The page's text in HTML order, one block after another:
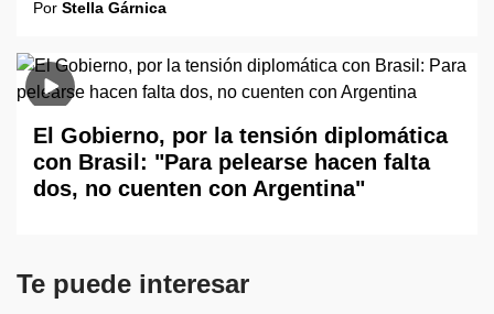
Por Stella Gárnica
El Gobierno, por la tensión diplomática
con Brasil: "Para pelearse hacen falta
dos, no cuenten con Argentina"
Te puede interesar